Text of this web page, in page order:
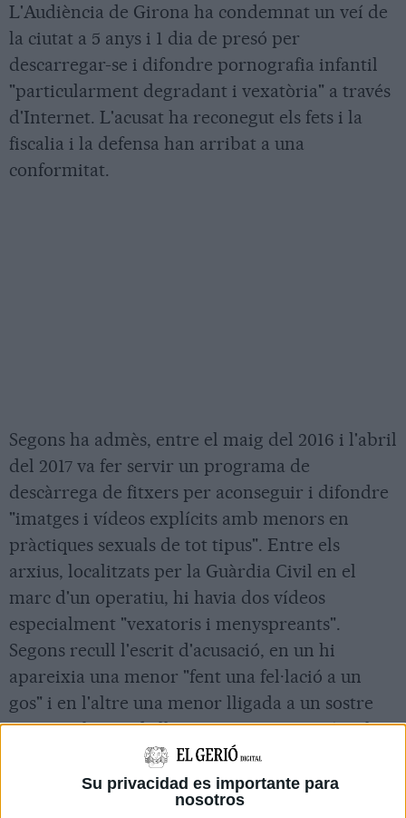
Su privacidad es importante para
nosotros
L'Audiència de Girona ha condemnat un veí de
la ciutat a 5 anys i 1 dia de presó per
descarregar-se i difondre pornografia infantil
"particularment degradant i vexatòria" a través
d'Internet. L'acusat ha reconegut els fets i la
fiscalia i la defensa han arribat a una
conformitat.
Segons ha admès, entre el maig del 2016 i l'abril
del 2017 va fer servir un programa de
descàrrega de fitxers per aconseguir i difondre
"imatges i vídeos explícits amb menors en
pràctiques sexuals de tot tipus". Entre els
arxius, localitzats per la Guàrdia Civil en el
marc d'un operatiu, hi havia dos vídeos
especialment "vexatoris i menyspreants".
Segons recull l'escrit d'acusació, en un hi
apareixia una menor "fent una fel·lació a un
gos" i en l'altre una menor lligada a un sostre
mentre abusen d'ella. L'acusat ingressarà pel
seu propi peu a un centre penitenciari per
complir la condemna.